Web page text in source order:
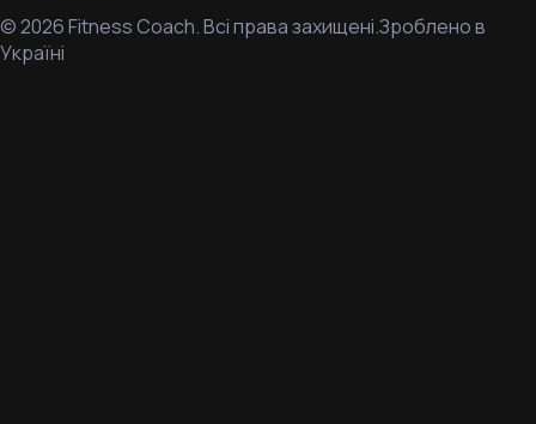
©2026Fitness Coach.Всі права захищені.Зроблено в
Україні